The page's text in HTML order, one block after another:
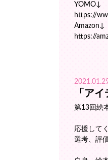
YOMO↓
https://
Amazon↓
https://
「ア
第13回絵
応援して
選考、評